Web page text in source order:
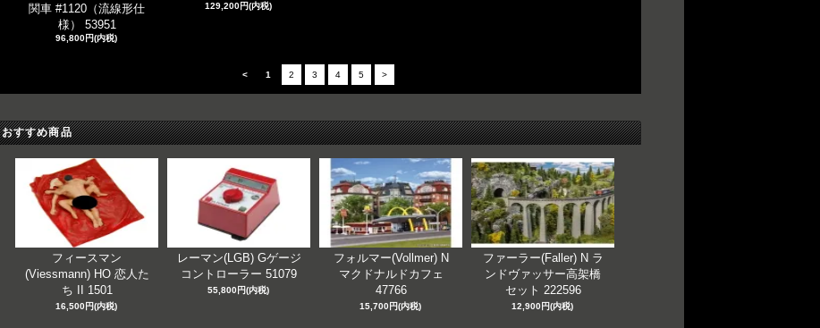
関車 #1120（流線形仕
様） 53951
96,800円(内税)
129,200円(内税)
< 1 2 3 4 5 >
おすすめ商品
フィースマン
(Viessmann) HO 恋人た
ち II 1501
16,500円(内税)
レーマン(LGB) Gゲージ
コントローラー 51079
55,800円(内税)
フォルマー(Vollmer) N
マクドナルドカフェ
47766
15,700円(内税)
ファーラー(Faller) N ラ
ンドヴァッサー高架橋
セット 222596
12,900円(内税)